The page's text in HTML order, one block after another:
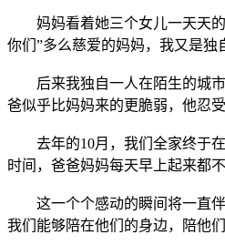
妈妈看着她三个女儿一天天的
你们”多么慈爱的妈妈，我又是独
后来我独自一人在陌生的城市
爸似乎比妈妈来的更脆弱，他忍
去年的10月，我们全家终于在
时间，爸爸妈妈每天早上起来都
这一个个感动的瞬间将一直伴
我们能够陪在他们的身边，陪他